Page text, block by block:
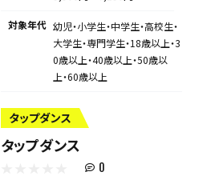
対象年代 幼児・小学生・中学生・高校生・
大学生・専門学生・18歳以上・3
0歳以上・40歳以上・50歳以
上・60歳以上
タップダンス
タップダンス
0